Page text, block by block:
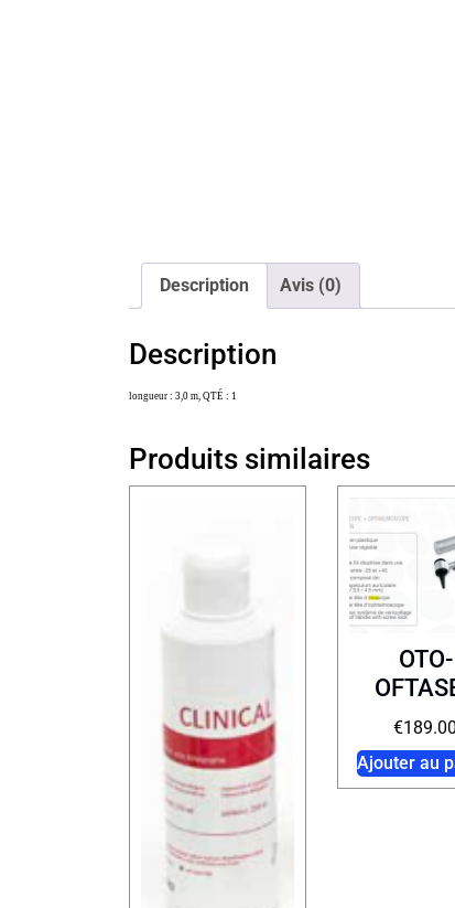
Description Avis (0)
Description
longueur : 3,0 m, QTÉ : 1
Produits similaires
OTO-
€189.00
Ajouter au